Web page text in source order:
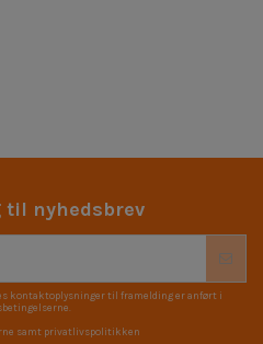
nyhedsbrev
kontaktoplysninger til framelding er anført i
samt privatlivspolitikken